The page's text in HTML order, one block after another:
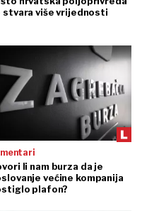
stvara više vrijednosti
li nam burza da je
većine kompanija
plafon?